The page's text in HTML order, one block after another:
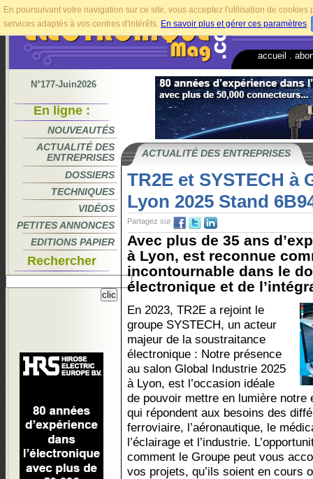
En poursuivant votre navigation sur ce site, vous acceptez l'utilisation de
services adaptés à vos centres d'intérêts. En savoir plus et gérer ces paramètres.
accueil
N°177-Juin2026
En ligne :
NOUVEAUTÉS
ACTUALITÉ DES
ENTREPRISES
DOSSIERS
TECHNIQUES
VIDÉOS
PETITES ANNONCES
EDITIONS PAPIER
Rechercher
ACTUALITÉ DES ENTREPRISES
TR2E et SYSTECH à
Lyon 2025 Stand
Partagez sur
Avec plus de 35 ans
à Lyon, est reconnue
incontournable dans le
électronique et de
En 2023, TR2E a rejoint le
groupe SYSTECH, un acteur
majeur de la soustraitance
électronique : Notre présence
au salon Global Industrie 2025
à Lyon, est l’occasion idéale
de pouvoir mettre en lumière
qui répondent aux besoins des
ferroviaire, l’aéronautique, le
l’éclairage et l’industrie.
comment le Groupe peut vous
vos projets, qu’ils soient en cours